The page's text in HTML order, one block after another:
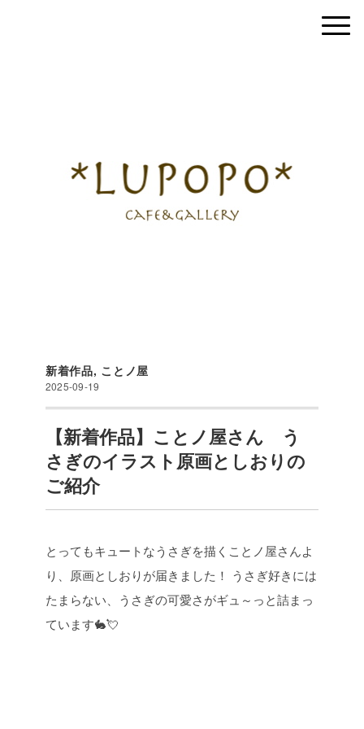
新着作品, ことノ屋
2025-09-19
【新着作品】ことノ屋さん う
さぎのイラスト原画としおりの
ご紹介
とってもキュートなうさぎを描くことノ屋さんよ
り、原画としおりが届きました！ うさぎ好きには
たまらない、うさぎの可愛さがギュ～っと詰まっ
ています🐇💘